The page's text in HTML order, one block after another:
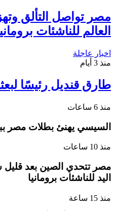
مصر تواصل التألق
العالم للناشئات
اخبار عاجلة
منذ 3 أيام
طارق قنديل رئيسًا
منذ 6 ساعات
السيسي يهنئ بطلات مصر
منذ 10 ساعات
مصر تتحدي الصين بعد قليل
اليد للناشئات برومانيا
منذ 15 ساعة